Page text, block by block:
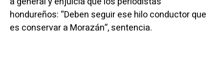
hondureños: “Deben seguir ese hilo conductor que
es conservar a Morazán”, sentencia.